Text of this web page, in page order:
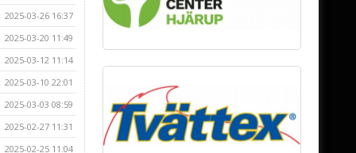
2025-03-26 16:37
2025-03-20 11:49
2025-03-12 11:14
2025-03-10 22:01
2025-03-03 08:59
2025-02-27 11:31
2025-02-25 11:04